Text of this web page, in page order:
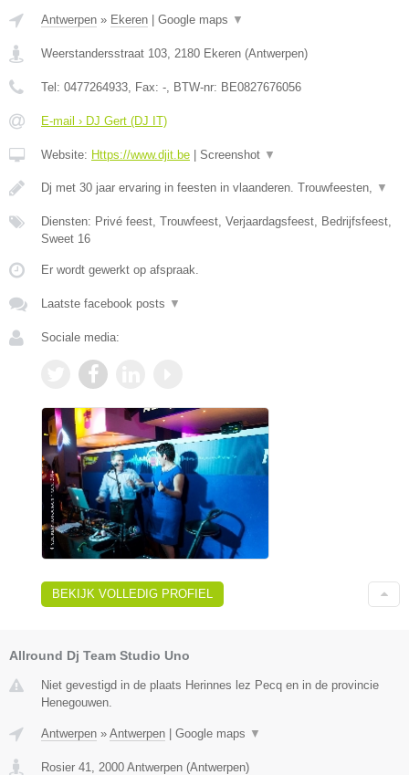
Antwerpen » Ekeren Google maps ▼
Weerstandersstraat 103, 2180 Ekeren (Antwerpen)
Tel: 0477264933, Fax: -, BTW-nr: BE0827676056
E-mail › DJ Gert (DJ IT)
Website: Https://www.djit.be Screenshot ▼
Dj met 30 jaar ervaring in feesten in vlaanderen. Trouwfeesten, ▼
Diensten: Privé feest, Trouwfeest, Verjaardagsfeest, Bedrijfsfeest,
Sweet 16
Er wordt gewerkt op afspraak.
Laatste facebook posts ▼
Sociale media:
BEKIJK VOLLEDIG PROFIEL
Allround Dj Team Studio Uno
Niet gevestigd in de plaats Herinnes lez Pecq en in de provincie
Henegouwen.
Antwerpen » Antwerpen | Google maps ▼
Rosier 41 2000 Antwerpen (Antwerpen)